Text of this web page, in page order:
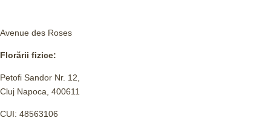
Avenue des Roses
Florării fizice:
Petofi Sandor Nr. 12,
Cluj Napoca, 400611
CUI: 48563106